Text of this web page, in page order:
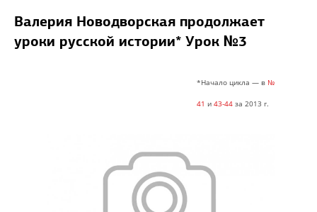
Валерия Новодворская продолжает
уроки русской истории* Урок №3
*Начало цикла — в №
41 и 43-44 за 2013 г.